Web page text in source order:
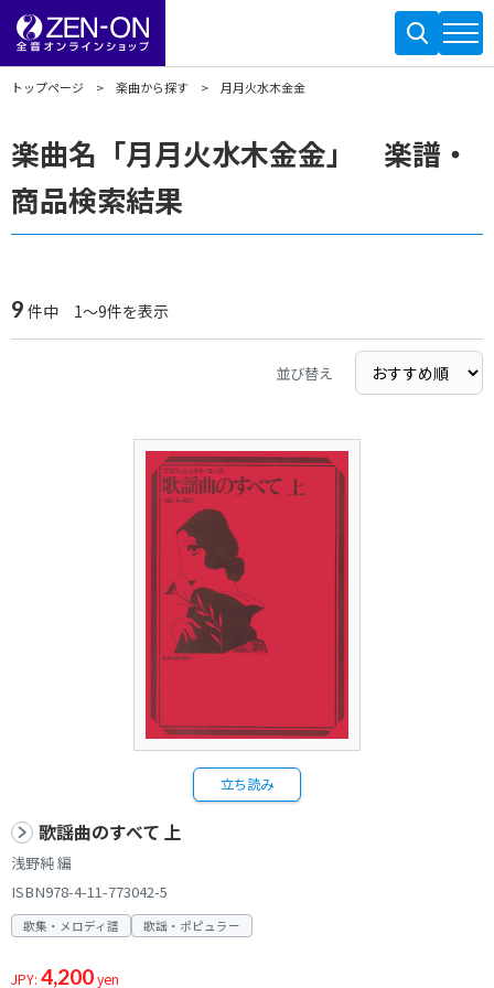
トップページ 楽曲から探す 月月火水木金金
楽曲名「月月火水木金金」 楽譜・
商品検索結果
9 件中 1～9件を表示
並び替え
立ち読み
歌謡曲のすべて 上
浅野純 編
ISBN978-4-11-773042-5
歌集・メロディ譜 歌謡・ポピュラー
JPY: 4,200yen